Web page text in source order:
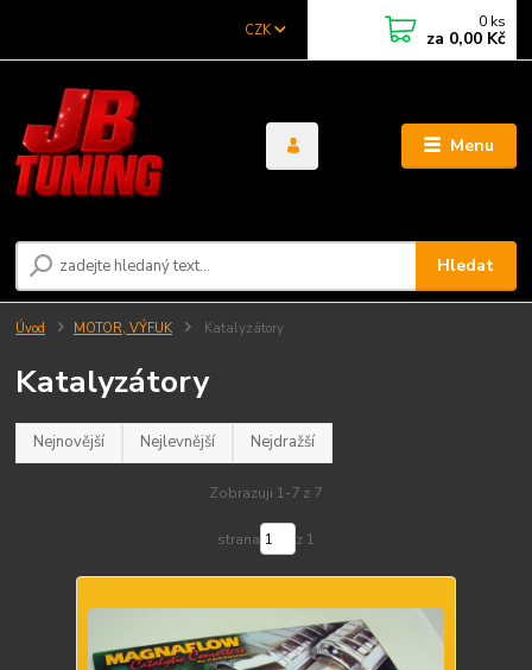
Menu
CZK
Hledat
0 ks
za 0,00 Kč
Úvod MOTOR, VÝFUK Katalyzátory
Katalyzátory
Nejnovější Nejlevnější Nejdražší
Zobrazuji 1-7 z 7
strana z 1